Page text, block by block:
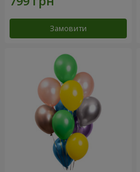
Замовити